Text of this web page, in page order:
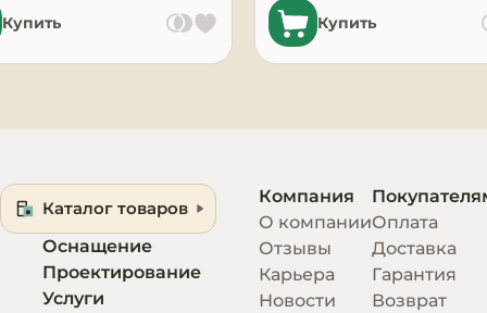
Купить Купить
Каталог товаров
Оснащение
Проектирование
Услуги
Компания
О компании
Отзывы
Карьера
Новости
Оплата
Доставка
Гарантия
Возврат